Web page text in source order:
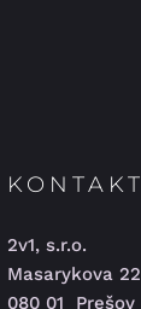
KONTAKT
2v1, s.r.o.
Masarykova 22
080 01 Prešov